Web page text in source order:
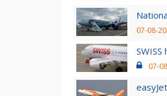
07-08-
07-